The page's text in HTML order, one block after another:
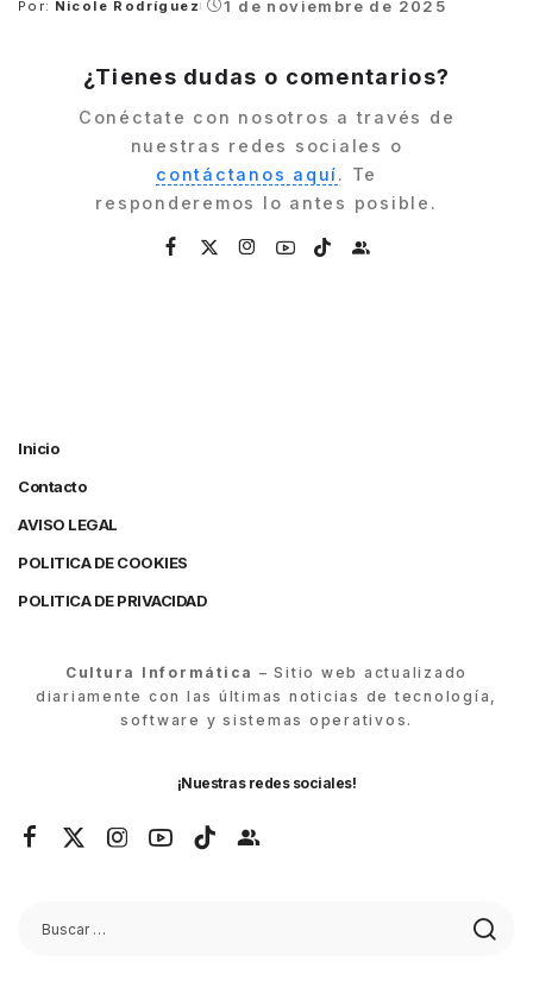
Posted
Por: Nicole Rodríguez 1 de noviembre de 2025
¿Tienes dudas o comentarios?
Conéctate con nosotros a través de
nuestras redes sociales o
contáctanos aquí. Te
responderemos lo antes posible.
Inicio
Contacto
AVISO LEGAL
POLITICA DE COOKIES
POLITICA DE PRIVACIDAD
Cultura Informática – Sitio web actualizado
diariamente con las últimas noticias de tecnología,
software y sistemas operativos.
¡Nuestras redes sociales!